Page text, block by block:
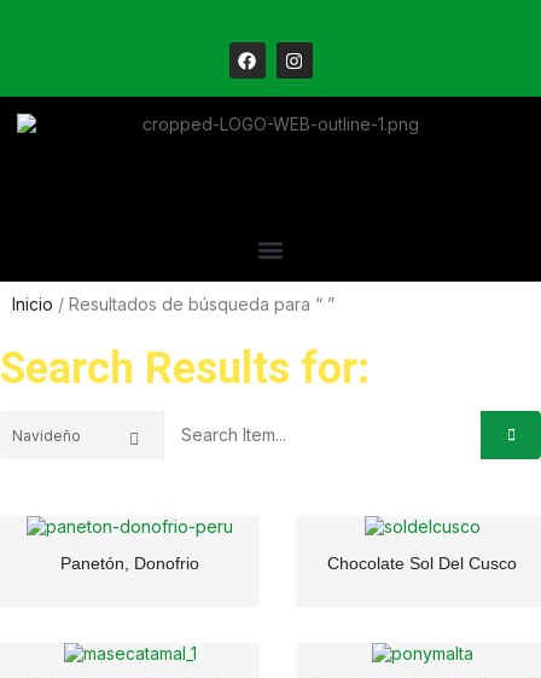
Inicio / Resultados de búsqueda para “ ”
Search Results for:
Panetón, Donofrio Chocolate Sol Del Cusco